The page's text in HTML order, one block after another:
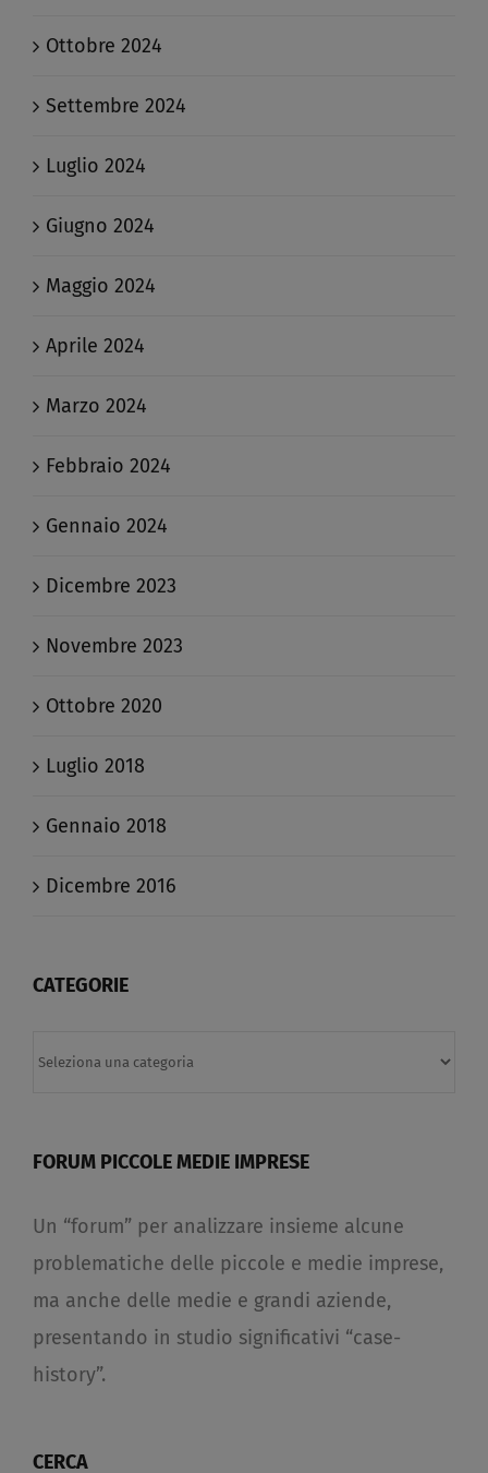
Ottobre 2024
Settembre 2024
Luglio 2024
Giugno 2024
Maggio 2024
Aprile 2024
Marzo 2024
Febbraio 2024
Gennaio 2024
Dicembre 2023
Novembre 2023
Ottobre 2020
Luglio 2018
Gennaio 2018
Dicembre 2016
CATEGORIE
FORUM PICCOLE MEDIE IMPRESE
Un “forum” per analizzare insieme alcune
problematiche delle piccole e medie imprese,
ma anche delle medie e grandi aziende,
presentando in studio significativi “case-
history”.
CERCA